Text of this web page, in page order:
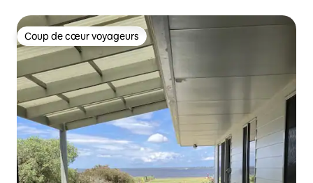
Coup de cœur voyageurs
Coup de cœur voyageurs